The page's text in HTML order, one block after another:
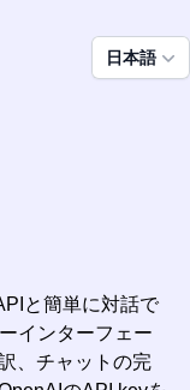
日本語
と簡単に対話で
インターフェー
、チャットの完